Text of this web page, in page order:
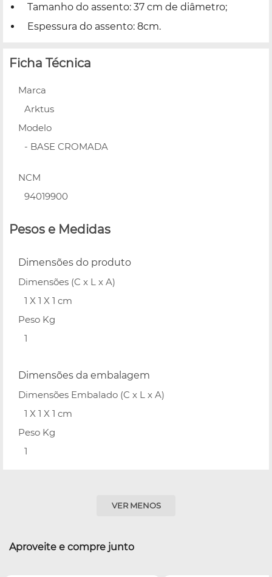
Tamanho do assento: 37 cm de diâmetro;
Espessura do assento: 8cm.
Ficha Técnica
Marca
Arktus
Modelo
- BASE CROMADA
NCM
94019900
Pesos e Medidas
Dimensões do produto
Dimensões (C x L x A)
1 X 1 X 1 cm
Peso Kg
1
Dimensões da embalagem
Dimensões Embalado (C x L x A)
1 X 1 X 1 cm
Peso Kg
1
VER MENOS
Aproveite e compre junto